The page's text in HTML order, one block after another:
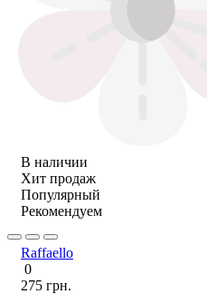
В наличии
Хит продаж
Популярный
Рекомендуем
Raffaello
0
275 грн.